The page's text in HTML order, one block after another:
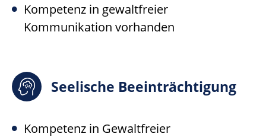
Kompetenz in gewaltfreier
Kommunikation vorhanden
Seelische Beeinträchtigung
Kompetenz in Gewaltfreier